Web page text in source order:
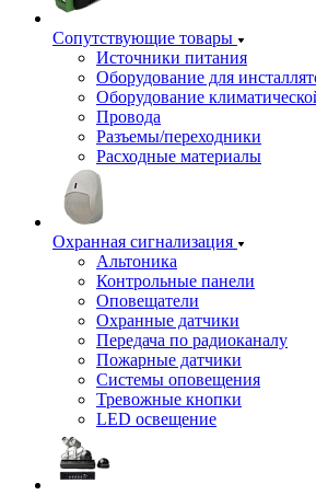
Сопутствующие товары
Источники питания
Оборудование для
Оборудование
Провода
Разъемы/переходники
Расходные материалы
Охранная сигнализация
Альтоника
Контрольные панели
Оповещатели
Охранные датчики
Передача по радиоканалу
Пожарные датчики
Системы оповещения
Тревожные кнопки
LED освещение